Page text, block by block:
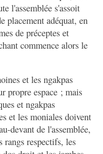
l'assemblée s'assoit
placement adéquat, en
de préceptes et
commence alors le
et les ngakpas
propre espace ; mais
et ngakpas
et les moniales doivent
devant de l'assemblée,
rangs respectifs, les